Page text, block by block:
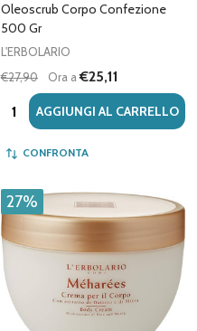
Oleoscrub Corpo Confezione
500 Gr
L'ERBOLARIO
€27,90
Ora a€25,11
Quantità:AGGIUNGI AL CARRELLO
CONFRONTA
27%